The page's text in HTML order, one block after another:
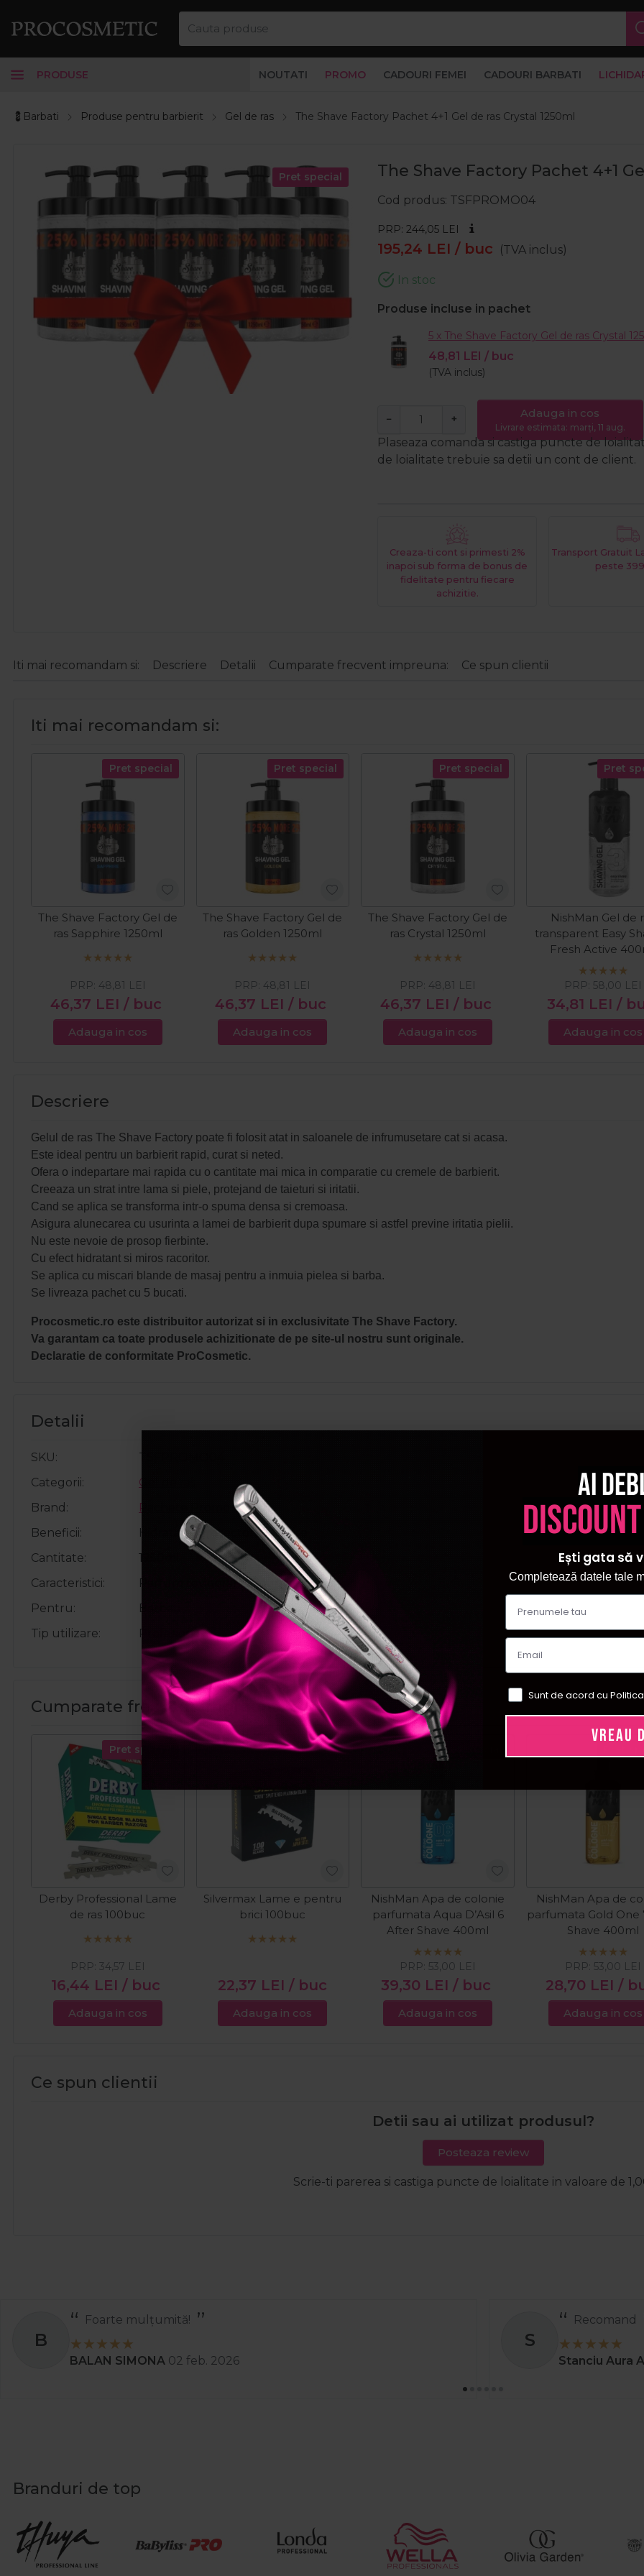
PRODUSE NOUTATI PROMO CADOURI FEMEI CADOURI BARBATI
💈Barbati Produse pentru barbierit Gel de ras The Shave Factory Pachet 4+1 Gel de ras Crystal 1250ml
Pret special The Shave Factory Pachet 4+1
Cod produs TSFPROMO04
PRP: 244,05 LEI
195,24 LEI / buc (TVA inclus)
In stoc
Produse incluse in pachet
5 x The Shave Factory Gel de ras Crystal
48,81 LEI / buc
(TVA inclus)
− + Adauga in cos
Livrare estimata: marți, 11 aug.
Plaseaza comanda si castiga puncte de
de loialitate trebuie sa detii un cont de client.
Creaza-ti cont si primesti 2%
inapoi sub forma de bonus de
fidelitate pentru fiecare
achizitie.
Transport Gratuit
peste
Iti mai recomandam si: Descriere Detalii Cumparate frecvent impreuna: Ce spun clientii
Iti mai recomandam si:
Pret special
The Shave Factory Gel de
ras Sapphire 1250ml
46,37 LEI / buc
PRP: 48,81 LEI
Adauga in cos
Pret special
The Shave Factory Gel de
ras Golden 1250ml
46,37 LEI / buc
PRP: 48,81 LEI
Adauga in cos
Pret special
The Shave Factory Gel de
ras Crystal 1250ml
46,37 LEI / buc
PRP: 48,81 LEI
Adauga in cos
Pret
NishMan Gel de
transparent Easy
Fresh Active
34,81 LEI /
PRP: 58,00 LEI
Adauga in cos
Descriere
Gelul de ras The Shave Factory poate fi folosit atat in saloanele de infrumusetare cat si acasa.
Este ideal pentru un barbierit rapid, curat si neted.
Ofera o indepartare mai rapida cu o cantitate mai mica in comparatie cu cremele de barbierit.
Creeaza un strat intre lama si piele, protejand de taieturi si iritatii.
Cand se aplica se transforma intr-o spuma densa si cremoasa.
Asigura alunecarea cu usurinta a lamei de barbierit dupa spumare si astfel previne iritatia pielii.
Nu este nevoie de prosop fierbinte.
Cu efect hidratant si miros racoritor.
Se aplica cu miscari blande de masaj pentru a inmuia pielea si barba.
Se livreaza pachet cu 5 bucati.
Procosmetic.ro este distribuitor autorizat si in exclusivitate The Shave Factory.
Va garantam ca toate produsele achizitionate de pe site-ul nostru sunt originale.
Declaratie de conformitate ProCosmetic.
Detalii
SKU
TSFPROMO04
Categorii
Gel de ras
Brand
Pachete Promo
Beneficii
Hidratare, Protector, Racorire
Cantitate
1250ml
Caracteristici
Parfum revigorant, Spuma bogata
Pentru
Barbati
Tip utilizare
Profesional
Cumparate frecvent impreuna:
Pret special
Derby Professional Lame
de ras 100buc
16,44 LEI / buc
PRP: 34,57 LEI
Adauga in cos
Silvermax Lame e pentru
brici 100buc
22,37 LEI / buc
Adauga in cos
Pret special
NishMan Apa de colonie
parfumata Aqua D’Asil 6
After Shave 400ml
39,30 LEI / buc
PRP: 53,00 LEI
Adauga in cos
NishMan Apa de
parfumata Gold One
Shave 400ml
28,70 LEI /
PRP: 53,00 LEI
Adauga in cos
Ce spun clientii
Detii sau ai utilizat produsul?
Posteaza review
Scrie-ti parerea si castiga puncte de loialitate in valoare de
02 apr. 2025
Totul a decurs perfect și rapid.
Branduri de top
Ai
Ești gata să
Completează datele tale
Sunt de acord cu
VREAU